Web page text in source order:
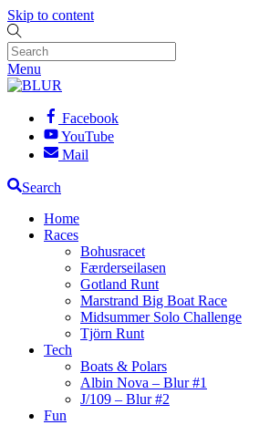
Skip to content
Menu
Facebook
YouTube
Mail
Search
Home
Races
Bohusracet
Færderseilasen
Gotland Runt
Marstrand Big Boat Race
Midsummer Solo Challenge
Tjörn Runt
Tech
Boats & Polars
Albin Nova – Blur #1
J/109 – Blur #2
Fun